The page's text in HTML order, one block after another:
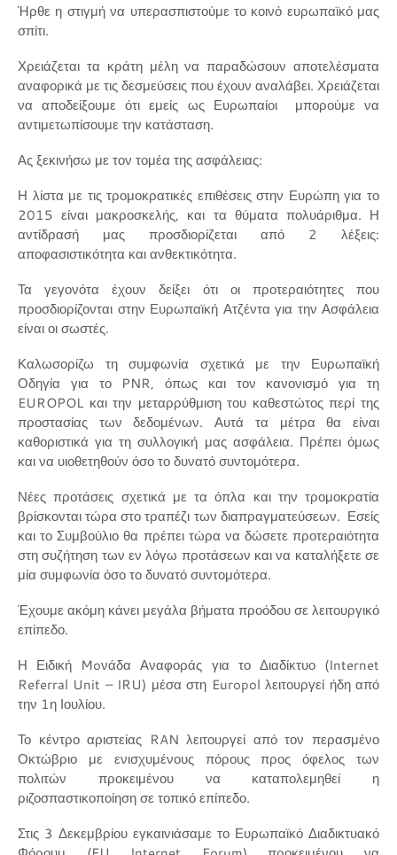
Ήρθε η στιγμή να υπερασπιστούμε το κοινό ευρωπαϊκό μας
σπίτι.
Χρειάζεται τα κράτη μέλη να παραδώσουν αποτελέσματα
αναφορικά με τις δεσμεύσεις που έχουν αναλάβει. Χρειάζεται
να αποδείξουμε ότι εμείς ως Ευρωπαίοι μπορούμε να
αντιμετωπίσουμε την κατάσταση.
Ας ξεκινήσω με τον τομέα της ασφάλειας:
Η λίστα με τις τρομοκρατικές επιθέσεις στην Ευρώπη για το
2015 είναι μακροσκελής, και τα θύματα πολυάριθμα. Η
αντίδρασή μας προσδιορίζεται από 2 λέξεις:
αποφασιστικότητα και ανθεκτικότητα.
Τα γεγονότα έχουν δείξει ότι οι προτεραιότητες που
προσδιορίζονται στην Ευρωπαϊκή Ατζέντα για την Ασφάλεια
είναι οι σωστές.
Καλωσορίζω τη συμφωνία σχετικά με την Ευρωπαϊκή
Οδηγία για το PNR, όπως και τον κανονισμό για τη
EUROPOL και την μεταρρύθμιση του καθεστώτος περί της
προστασίας των δεδομένων. Αυτά τα μέτρα θα είναι
καθοριστικά για τη συλλογική μας ασφάλεια. Πρέπει όμως
και να υιοθετηθούν όσο το δυνατό συντομότερα.
Νέες προτάσεις σχετικά με τα όπλα και την τρομοκρατία
βρίσκονται τώρα στο τραπέζι των διαπραγματεύσεων. Εσείς
και το Συμβούλιο θα πρέπει τώρα να δώσετε προτεραιότητα
στη συζήτηση των εν λόγω προτάσεων και να καταλήξετε σε
μία συμφωνία όσο το δυνατό συντομότερα.
Έχουμε ακόμη κάνει μεγάλα βήματα προόδου σε λειτουργικό
επίπεδο.
Η Ειδική Moνάδα Αναφοράς για το Διαδίκτυο (Internet
Referral Unit – IRU) μέσα στη Europol λειτουργεί ήδη από
την 1η Ιουλίου.
Το κέντρο αριστείας RAN λειτουργεί από τον περασμένο
Οκτώβριο με ενισχυμένους πόρους προς όφελος των
πολιτών προκειμένου να καταπολεμηθεί η
ριζοσπαστικοποίηση σε τοπικό επίπεδο.
Στις 3 Δεκεμβρίου εγκαινιάσαμε το Ευρωπαϊκό Διαδικτυακό